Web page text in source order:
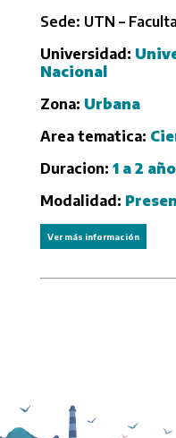
Sede: UTN –
Universidad:
Nacional
Zona: Urbana
Area tematica:
Duracion: 1 a 2
Modalidad:
Ver más información